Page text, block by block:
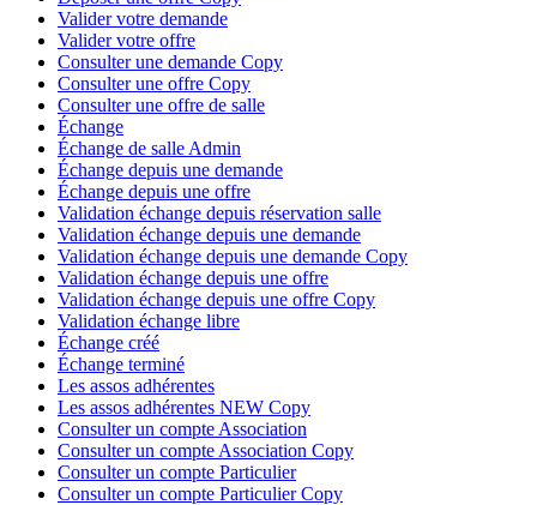
Valider votre demande
Valider votre offre
Consulter une demande Copy
Consulter une offre Copy
Consulter une offre de salle
Échange
Échange de salle Admin
Échange depuis une demande
Échange depuis une offre
Validation échange depuis réservation salle
Validation échange depuis une demande
Validation échange depuis une demande Copy
Validation échange depuis une offre
Validation échange depuis une offre Copy
Validation échange libre
Échange créé
Échange terminé
Les assos adhérentes
Les assos adhérentes NEW Copy
Consulter un compte Association
Consulter un compte Association Copy
Consulter un compte Particulier
Consulter un compte Particulier Copy